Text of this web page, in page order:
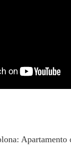
Apartamento